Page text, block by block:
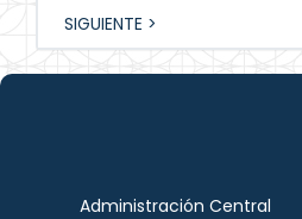
SIGUIENTE >
Administración Central